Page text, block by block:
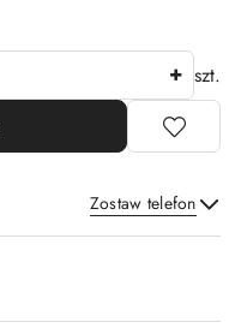
szt.
Zostaw telefon